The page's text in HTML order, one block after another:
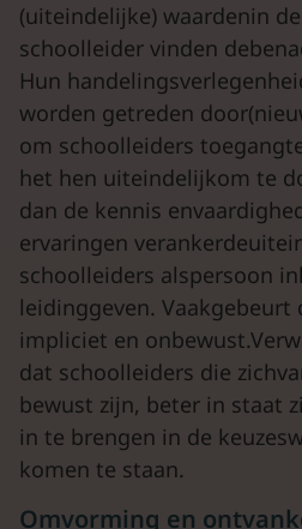
(uiteindelijke) waardenin
schoolleider vinden
Hun
worden getreden
om schoolleiders
het hen uiteindelijkom te
dan de kennis
ervaringen
schoolleiders alspersoon
leidinggeven. Vaakgebeurt
impliciet en
dat schoolleiders die
bewust zijn, beter in staat
in te brengen in de
komen te staan.
Omvorming en